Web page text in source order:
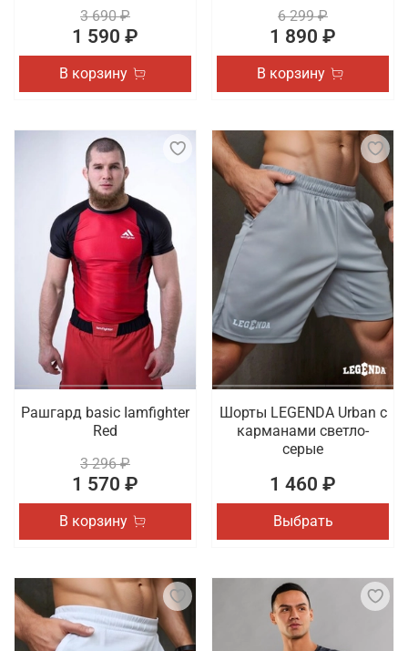
3 690 ₽
1 590 ₽
В корзину
6 299 ₽
1 890 ₽
В корзину
Рашгард basic Iamfighter
Red
3 296 ₽
1 570 ₽
В корзину
Шорты LEGENDA Urban c
карманами светло-
серые
1 460 ₽
Выбрать